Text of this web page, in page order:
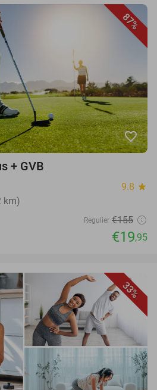
87%
favorite_border
+ GVB
9.8 star
km)
Regulier €155
€19,95
33%